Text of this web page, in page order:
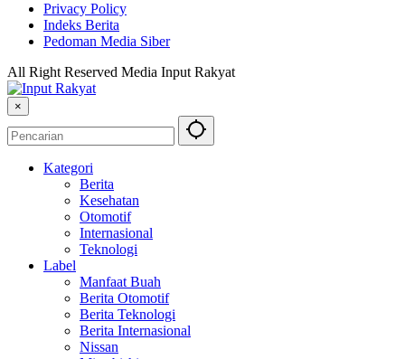
Privacy Policy
Indeks Berita
Pedoman Media Siber
All Right Reserved Media Input Rakyat
×
Kategori
Berita
Kesehatan
Otomotif
Internasional
Teknologi
Label
Manfaat Buah
Berita Otomotif
Berita Teknologi
Berita Internasional
Nissan